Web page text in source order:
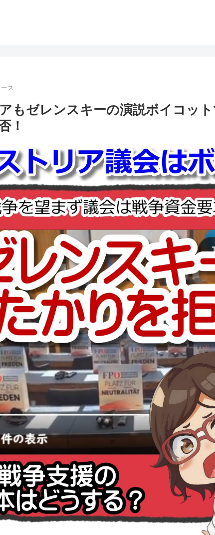
ス
もゼレンスキーの演説ボイコッ
！